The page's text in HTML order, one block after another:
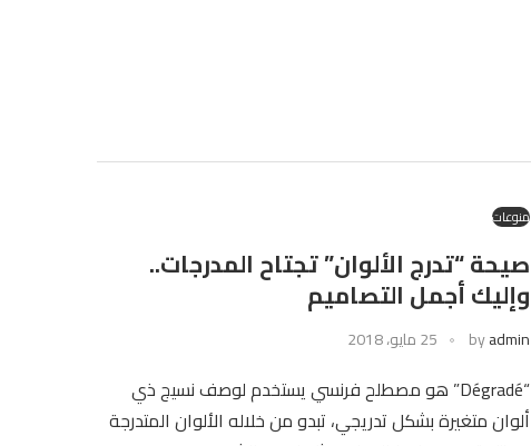
منوعات
صيحة “تدرج الألوان” تجتاح المدرجات..
وإليك أجمل التصاميم
byadmin 25 مايو، 2018
“Dégradé” هو مصطلح فرنسي يستخدم لوصف نسيج ذي
ألوان متغيرة بشكل تدريجي، تبدو من خلاله الألوان المتدرجة